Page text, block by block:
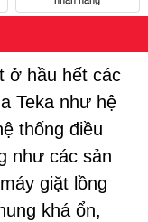
ở hầu hết các
Teka như hệ
thống điều
như các sản
giặt lồng
khá ổn,